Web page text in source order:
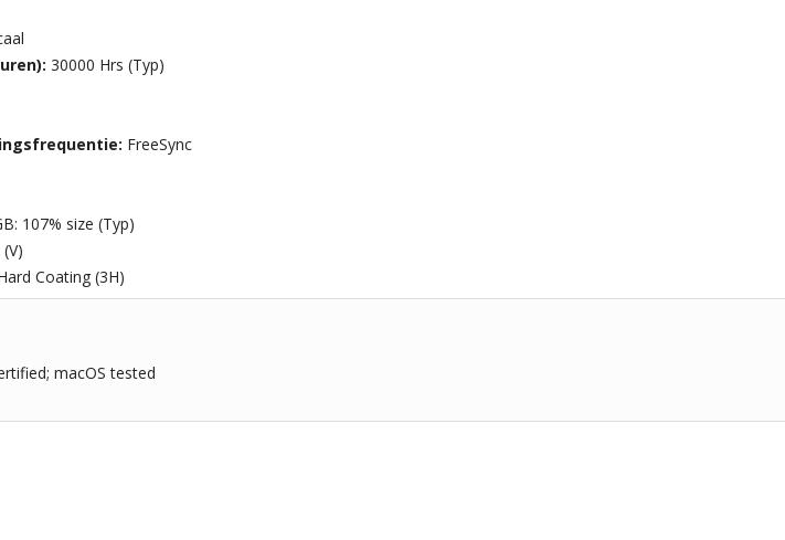
30000 Hrs (Typ)
FreeSync
107% size (Typ)
Coating (3H)
macOS tested